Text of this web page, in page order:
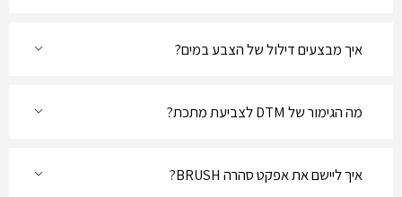
איך מבצעים דילול של הצבע במים?
מה הגימור של DTM לצביעת מתכת?
איך ליישם את אפקט סהרה BRUSH?